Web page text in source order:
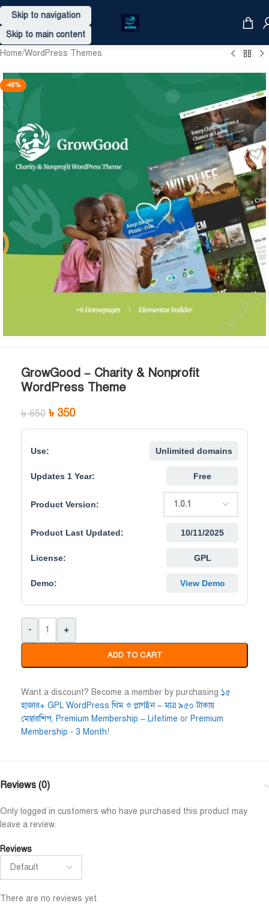
Skip to navigation
Skip to main content
Niloy Abrar
@NiloyAbrar
Al Adil Ashrafi
@AlAdilAshrafi
ওয়েবসাইট এর জন্য নিয়েছি।
Home/WordPress Themes
-46%
GrowGood – Charity & Nonprofit
WordPress Theme
৳650 ৳ 350
Use: Unlimited domains
Updates 1 Year: Free
Product Version:
Product Last Updated: 10/11/2025
License: GPL
Demo: View Demo
- +
ADD TO CART
Want a discount? Become a member by purchasing ১৫
হাজার+ GPL WordPress থিম ও প্লাগইন – মাত্র ৯৫০ টাকায়
মেম্বারশিপ, Premium Membership – Lifetime or Premium
Membership - 3 Month!
Reviews (0)
Reviews
There are no reviews yet.
Only logged in customers who have purchased this product may
leave a review.